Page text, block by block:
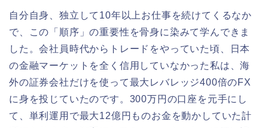
自分自身、独立して10年以上お仕事を続けてくるなか
で、この「順序」の重要性を骨身に染みて学んできま
した。会社員時代からトレードをやっていた頃、日本
の金融マーケットを全く信用していなかった私は、海
外の証券会社だけを使って最大レバレッジ400倍のFX
に身を投じていたのです。300万円の口座を元手にし
て、単利運用で最大12億円ものお金を動かしていた計